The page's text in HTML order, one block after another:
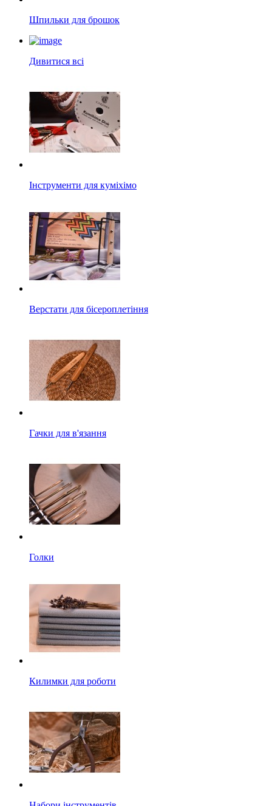
Шпильки для брошок
Дивитися всі
Інструменти для куміхімо
Верстати для бісероплетіння
Гачки для в'язання
Голки
Килимки для роботи